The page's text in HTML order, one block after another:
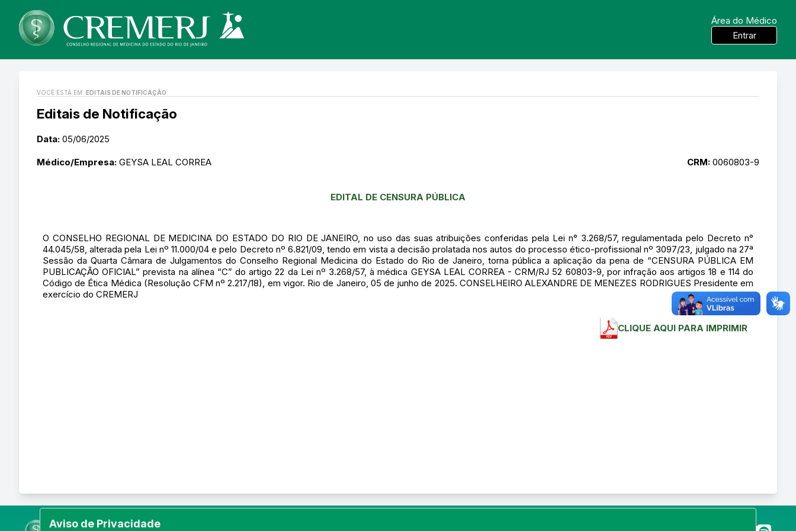
Área do Médico
Entrar
Aviso de Privacidade
VOCÊ ESTÁ EM: EDITAIS DE NOTIFICAÇÃO
Editais de Notificação
Data: 05/06/2025
Médico/Empresa: GEYSA LEAL CORREA CRM: 0060803-9
EDITAL DE CENSURA PÚBLICA
O CONSELHO REGIONAL DE MEDICINA DO ESTADO DO RIO DE JANEIRO, no uso das suas atribuições conferidas pela Lei n° 3.268/57, regulamentada pelo Decreto n°
44.045/58, alterada pela Lei nº 11.000/04 e pelo Decreto nº 6.821/09, tendo em vista a decisão prolatada nos autos do processo ético-profissional nº 3097/23, julgado na 27ª
Sessão da Quarta Câmara de Julgamentos do Conselho Regional Medicina do Estado do Rio de Janeiro, torna pública a aplicação da pena de “CENSURA PÚBLICA EM
PUBLICAÇÃO OFICIAL” prevista na alínea “C” do artigo 22 da Lei nº 3.268/57, à médica GEYSA LEAL CORREA - CRM/RJ 52 60803-9, por infração aos artigos 18 e 114 do
Código de Ética Médica (Resolução CFM nº 2.217/18), em vigor. Rio de Janeiro, 05 de junho de 2025. CONSELHEIRO ALEXANDRE DE MENEZES RODRIGUES Presidente em
exercício do CREMERJ
CLIQUE AQUI PARA IMPRIMIR